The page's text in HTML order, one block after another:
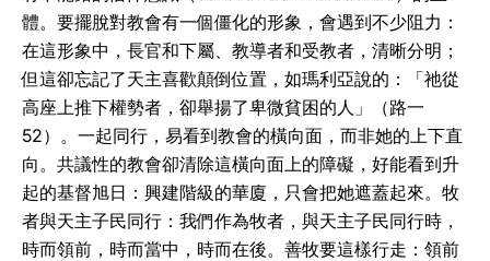
體。要擺脫對教會有一個僵化的形象，會遇到不少阻力：
在這形象中，長官和下屬、教導者和受教者，清晰分明；
但這卻忘記了天主喜歡顛倒位置，如瑪利亞說的：「祂從
高座上推下權勢者，卻舉揚了卑微貧困的人」（路一
52）。一起同行，易看到教會的橫向面，而非她的上下直
向。共議性的教會卻清除這橫向面上的障礙，好能看到升
起的基督旭日：興建階級的華廈，只會把她遮蓋起來。牧
者與天主子民同行：我們作為牧者，與天主子民同行時，
時而領前，時而當中，時而在後。善牧要這樣行走：領前